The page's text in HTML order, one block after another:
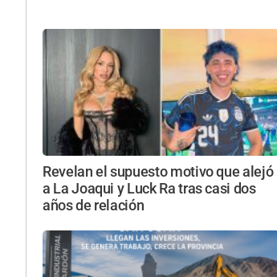
Revelan el supuesto motivo que alejó
a La Joaqui y Luck Ra tras casi dos
años de relación